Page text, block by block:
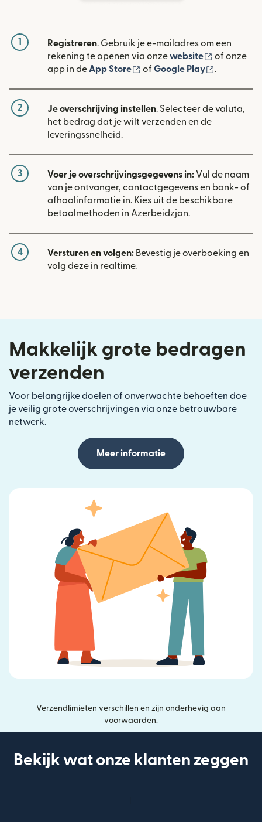
1 Registreren. Gebruik je e-mailadres om een
rekening te openen via onzewebsite (wordt
of onze
app in de App Store (wordt geopend in een
of Google Play .
2 Je overschrijving instellen. Selecteer de valuta,
het bedrag dat je wilt verzenden en de
leveringssnelheid.
3 Voer je overschrijvingsgegevens in: Vul de naam
van je ontvanger, contactgegevens en bank- of
afhaalinformatie in. Kies uit de beschikbare
betaalmethoden in Azerbeidzjan.
4 Versturen en volgen: Bevestig je overboeking en
volg deze in realtime.
Makkelijk grote bedragen
verzenden
Voor belangrijke doelen of onverwachte behoeften doe
je veilig grote overschrijvingen via onze betrouwbare
netwerk.
Meer informatie
Verzendlimieten verschillen en zijn onderhevig aan
voorwaarden.
Bekijk wat onze klanten zeggen